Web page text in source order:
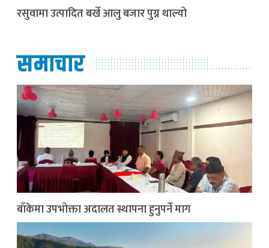
रसुवामा उत्पादित बर्खे आलु बजार पुग्न थाल्यो
समाचार
बाँकेमा उपभोक्ता अदालत स्थापना हुनुपर्ने माग